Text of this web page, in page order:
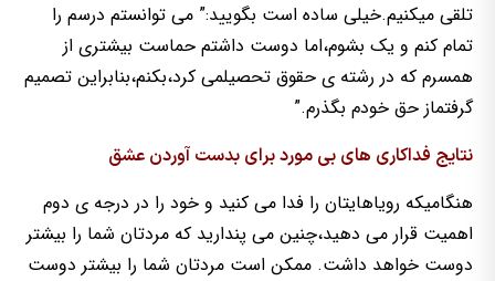
تلقی میکنیم.خیلی ساده است بگویید:” می توانستم درسم را
تمام کنم و یک بشوم،اما دوست داشتم حماست بیشتری از
همسرم که در رشته ی حقوق تحصیلمی کرد،بکنم،بنابراین تصمیم
گرفتماز حق خودم بگذرم.”
نتایج فداکاری های بی مورد برای بدست آوردن عشق
هنگامیکه رویاهایتان را فدا می کنید و خود را در درجه ی دوم
اهمیت قرار می دهید،چنین می پندارید که مردتان شما را بیشتر
دوست خواهد داشت. ممکن است مردتان شما را بیشتر دوست